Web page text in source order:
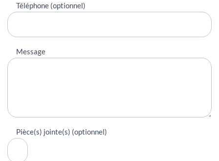
Téléphone (optionnel)
Message
Pièce(s) jointe(s) (optionnel)